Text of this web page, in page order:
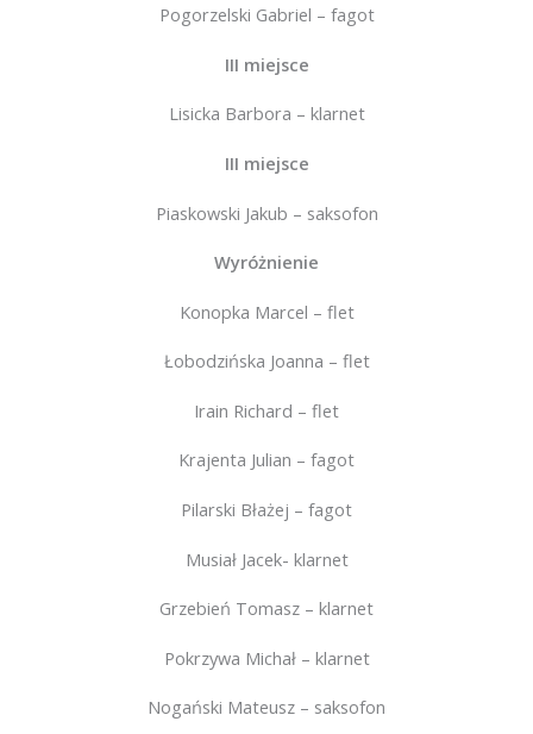
Pogorzelski Gabriel – fagot
III miejsce
Lisicka Barbora – klarnet
III miejsce
Piaskowski Jakub – saksofon
Wyróżnienie
Konopka Marcel – flet
Łobodzińska Joanna – flet
Irain Richard – flet
Krajenta Julian – fagot
Pilarski Błażej – fagot
Musiał Jacek- klarnet
Grzebień Tomasz – klarnet
Pokrzywa Michał – klarnet
Nogański Mateusz – saksofon